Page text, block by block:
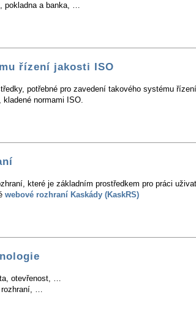
pokladna a banka, …
řízení jakosti ISO
potřebné pro zavedení takového systému řízení
kladené normami ISO.
které je základním prostředkem pro práci
webové rozhraní Kaskády (KaskRS)
otevřenost, …
rozhraní, …